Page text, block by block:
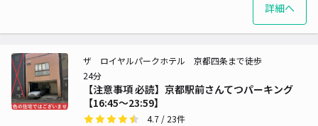
詳細へ
【注意事項 必読】京都駅前さんてつパーキング
【16:45～23:59】
ザ ロイヤルパークホテル 京都四条まで徒歩
24分
4.7 / 23件